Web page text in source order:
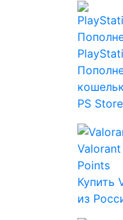
PS Store
Valorant
Points
Купить
из
Показать фильтр
Главная
Топ за месяц
Предзаказ